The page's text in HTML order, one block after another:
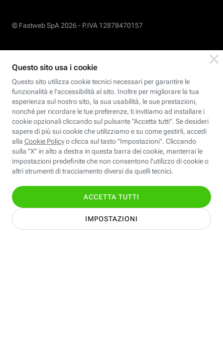
© Fastweb SpA 2026 - P.IVA 12878470157